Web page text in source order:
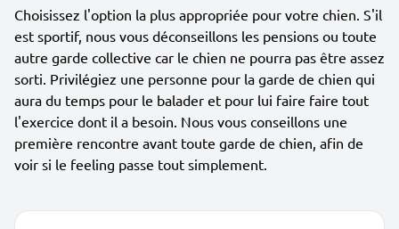
Choisissez l'option la plus appropriée pour votre chien. S'il
est sportif, nous vous déconseillons les pensions ou toute
autre garde collective car le chien ne pourra pas être assez
sorti. Privilégiez une personne pour la garde de chien qui
aura du temps pour le balader et pour lui faire faire tout
l'exercice dont il a besoin. Nous vous conseillons une
première rencontre avant toute garde de chien, afin de
voir si le feeling passe tout simplement.